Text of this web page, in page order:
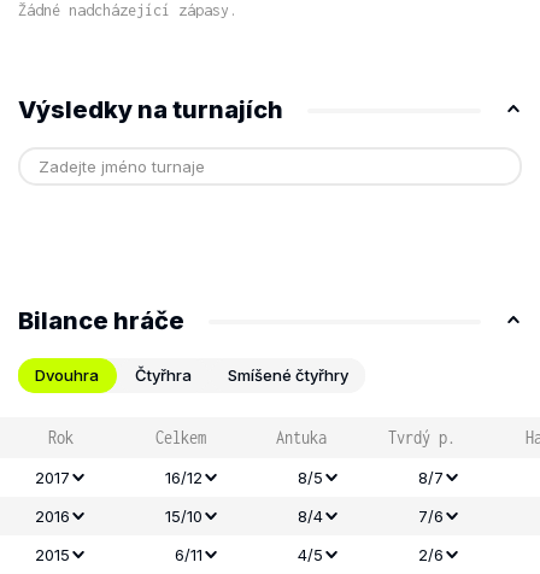
Žádné nadcházející zápasy.
Výsledky na turnajích
Bilance hráče
Dvouhra Čtyřhra Smíšené čtyřhry
Rok Celkem Antuka Tvrdý p.
2017 16/12 8/5
8/7
2016
15/10 8/4
7/6
2015
6/11 4/5
2/6